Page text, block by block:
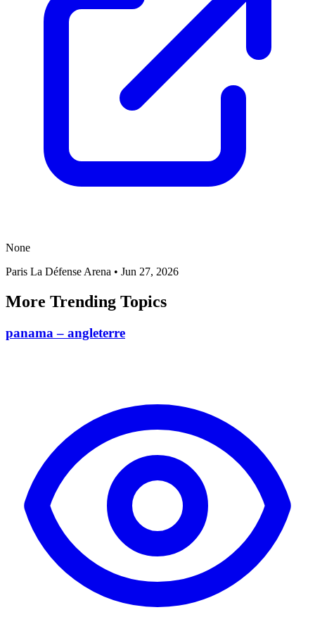
None
Paris La Défense Arena • Jun 27, 2026
More Trending Topics
panama – angleterre